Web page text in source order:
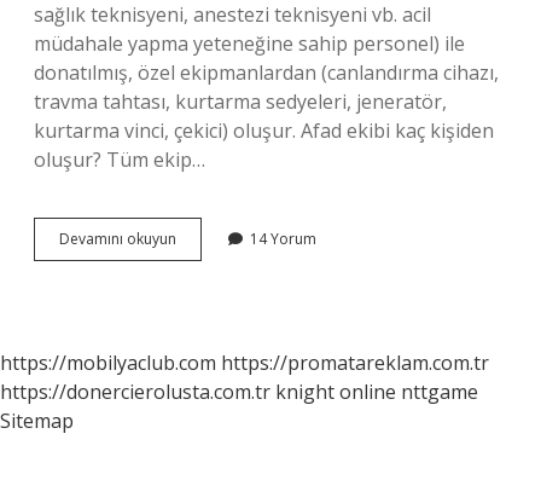
sağlık teknisyeni, anestezi teknisyeni vb. acil
müdahale yapma yeteneğine sahip personel) ile
donatılmış, özel ekipmanlardan (canlandırma cihazı,
travma tahtası, kurtarma sedyeleri, jeneratör,
kurtarma vinci, çekici) oluşur. Afad ekibi kaç kişiden
oluşur? Tüm ekip…
Devamını okuyun
Ekibi
14 Yorum
https://mobilyaclub.com https://promatareklam.com.tr
https://donercierolusta.com.tr knight online nttgame
Sitemap